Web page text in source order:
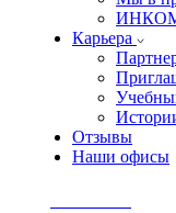
ИНКОМ
Карьера
Отзывы
Наши офисы